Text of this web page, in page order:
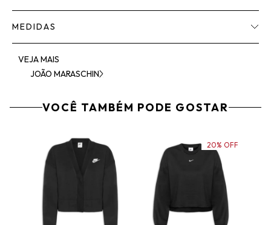
MEDIDAS
VEJA MAIS
JOÃO MARASCHIN
VOCÊ TAMBÉM PODE GOSTAR
20% OFF